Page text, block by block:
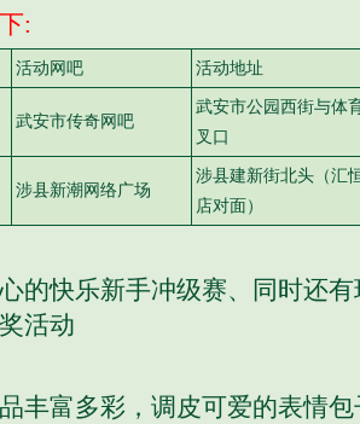
:
活动网吧 活动地址
武安市传奇网吧
武安市公园西街与体
叉口
涉县新潮网络广场
涉县建新街北头（汇
店对面）
快乐新手冲级赛、同时还有
活动
富多彩，调皮可爱的表情包